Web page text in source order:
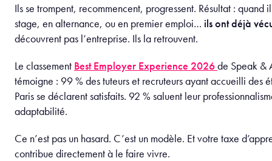
Ils se trompent, recommencent, progressent. Résultat : quand
stage, en alternance, ou en premier emploi… ils ont déjà
découvrent pas l’entreprise. Ils la retrouvent.
Le classement Best Employer Experience 2026de Speak &
témoigne : 99 % des tuteurs et recruteurs ayant accueilli des
Paris se déclarent satisfaits. 92 % saluent leur
adaptabilité.
Ce n’est pas un hasard. C’est un modèle. Et votre taxe
contribue directement à le faire vivre.